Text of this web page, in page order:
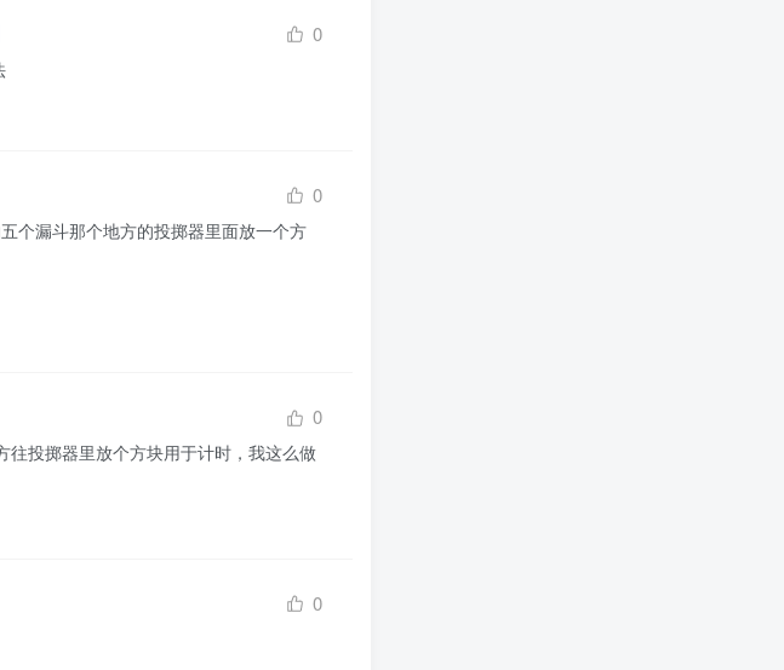
0
0
个漏斗那个地方的投掷器里面放一个方
0
投掷器里放个方块用于计时，我这么做
0